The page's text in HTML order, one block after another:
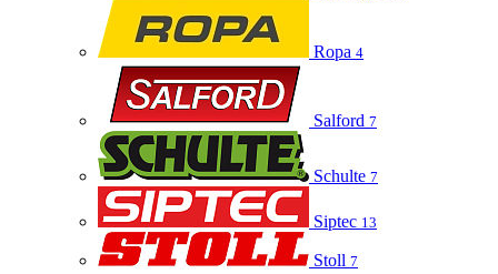
Ropa 4
Salford 7
Schulte 7
Siptec 13
Stoll 7